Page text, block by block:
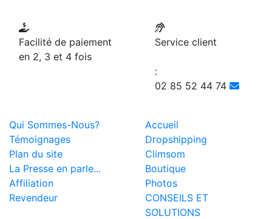
Facilité de paiement
en 2, 3 et 4 fois
Service client
:
02 85 52 44 74
Qui Sommes-Nous?
Accueil
Témoignages
Dropshipping
Plan du site
Climsom
La Presse en parle...
Boutique
Affiliation
Photos
Revendeur
CONSEILS ET
SOLUTIONS